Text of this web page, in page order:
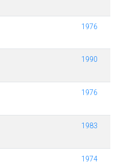
1976
1990
1976
1983
1974